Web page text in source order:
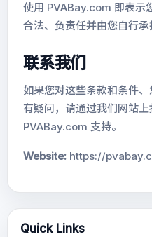
使用 PVABay.com 即表示
合法、负责任并由您自行承
联系我们
如果您对这些条款和条件
有疑问，请通过我们网站
PVABay.com 支持。
Website: https://
Quick Links